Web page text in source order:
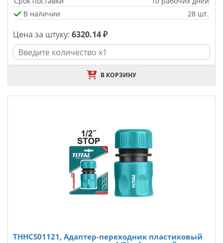
В наличии
28 шт.
Цена за штуку: 6320.14 ₽
В КОРЗИНУ
THHCS01121, Адаптер-переходник пластиковый